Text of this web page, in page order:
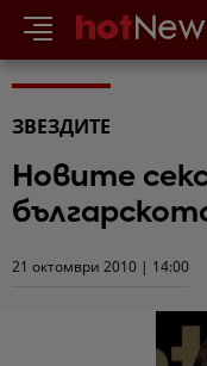
ЗВЕЗДИТЕ
Новите
21 октомври 2010 | 14:00